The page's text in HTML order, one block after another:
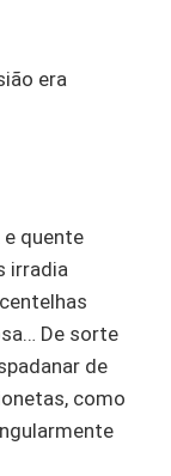
era
quente
irradia
De sorte
de
como